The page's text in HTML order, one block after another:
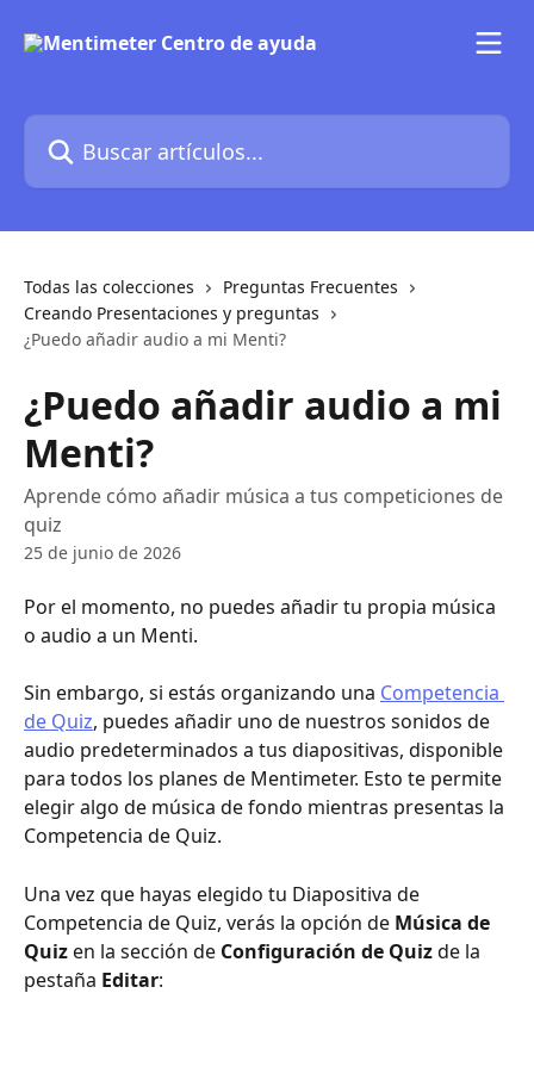
Buscar artículos...
Todas las colecciones
Preguntas Frecuentes
Creando Presentaciones y preguntas
¿Puedo añadir audio a mi Menti?
¿Puedo añadir audio a mi
Menti?
Aprende cómo añadir música a tus competiciones de
quiz
25 de junio de 2026
Por el momento, no puedes añadir tu propia música
o audio a un Menti.
Sin embargo, si estás organizando una Competencia
de Quiz, puedes añadir uno de nuestros sonidos de
audio predeterminados a tus diapositivas, disponible
para todos los planes de Mentimeter. Esto te permite
elegir algo de música de fondo mientras presentas la
Competencia de Quiz.
Una vez que hayas elegido tu Diapositiva de
Competencia de Quiz, verás la opción de Música de
Quiz en la sección de Configuración de Quiz de la
pestaña Editar: